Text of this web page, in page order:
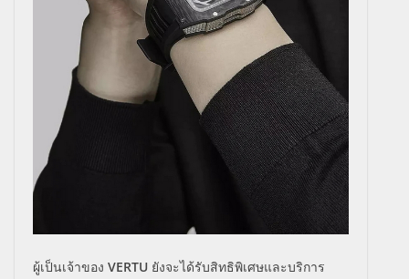
ผู้เป็นเจ้าของ VERTU ยังจะได้รับสิทธิพิเศษและบริการ